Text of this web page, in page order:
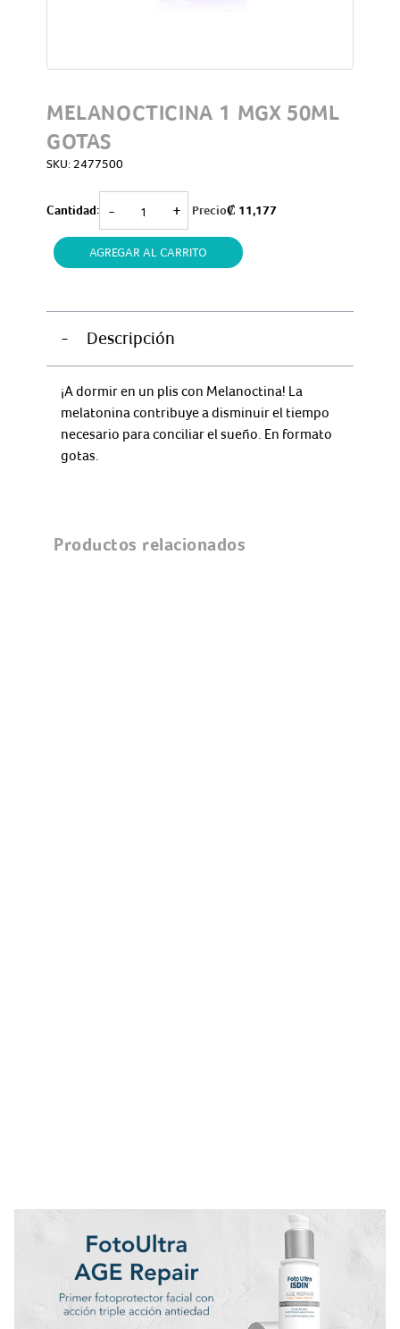
MELANOCTICINA 1 MGX 50ML
GOTAS
SKU: 2477500
Cantidad:
MGX
50ML
- + Precio₡ 11,177
AGREGAR AL CARRITO
- Descripción
¡A dormir en un plis con Melanoctina! La
melatonina contribuye a disminuir el tiempo
necesario para conciliar el sueño. En formato
gotas.
Productos relacionados